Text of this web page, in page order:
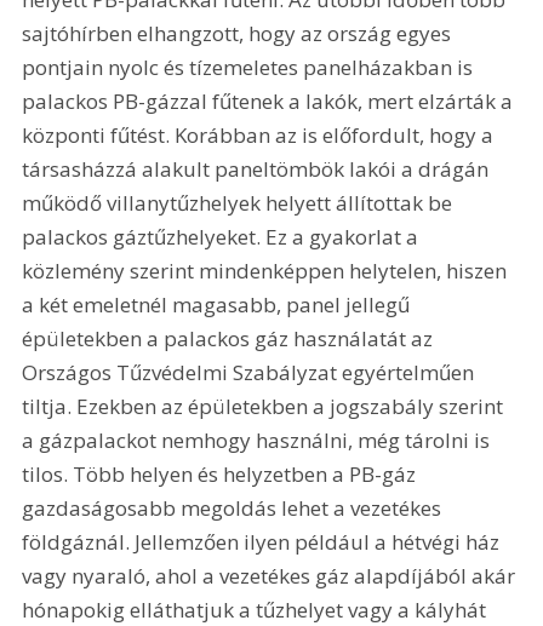
sajtóhírben elhangzott, hogy az ország egyes
pontjain nyolc és tízemeletes panelházakban is
palackos PB-gázzal fűtenek a lakók, mert elzárták a
központi fűtést. Korábban az is előfordult, hogy a
társasházzá alakult paneltömbök lakói a drágán
működő villanytűzhelyek helyett állítottak be
palackos gáztűzhelyeket. Ez a gyakorlat a
közlemény szerint mindenképpen helytelen, hiszen
a két emeletnél magasabb, panel jellegű
épületekben a palackos gáz használatát az
Országos Tűzvédelmi Szabályzat egyértelműen
tiltja. Ezekben az épületekben a jogszabály szerint
a gázpalackot nemhogy használni, még tárolni is
tilos. Több helyen és helyzetben a PB-gáz
gazdaságosabb megoldás lehet a vezetékes
földgáznál. Jellemzően ilyen például a hétvégi ház
vagy nyaraló, ahol a vezetékes gáz alapdíjából akár
hónapokig elláthatjuk a tűzhelyet vagy a kályhát